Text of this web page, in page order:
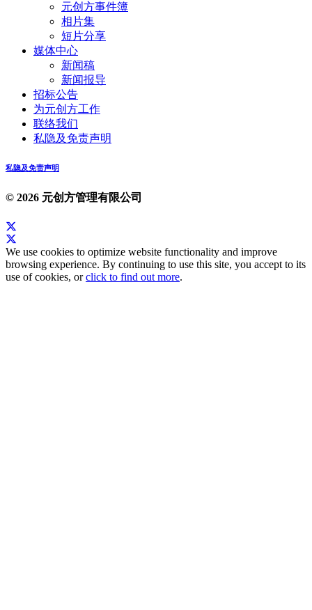
元创方事件簿
相片集
短片分享
媒体中心
新闻稿
新闻报导
招标公告
为元创方工作
联络我们
私隐及免责声明
私隐及免责声明
© 2026 元创方管理有限公司
We use cookies to optimize website functionality and improve
browsing experience. By continuing to use this site, you accept to its
use of cookies, orclick to find out more.